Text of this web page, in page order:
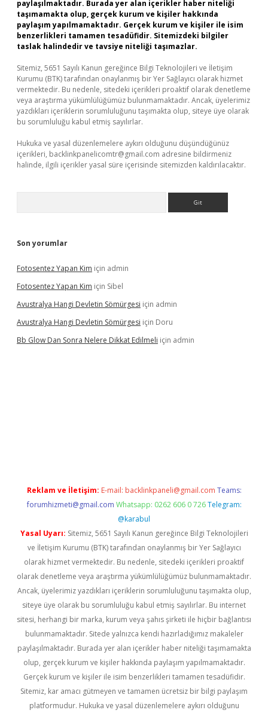
paylaşılmaktadır. Burada yer alan içerikler haber niteliği
taşımamakta olup, gerçek kurum ve kişiler hakkında
paylaşım yapılmamaktadır. Gerçek kurum ve kişiler ile isim
benzerlikleri tamamen tesadüfidir. Sitemizdeki bilgiler
taslak halindedir ve tavsiye niteliği taşımazlar.
Sitemiz, 5651 Sayılı Kanun gereğince Bilgi Teknolojileri ve İletişim
Kurumu (BTK) tarafından onaylanmış bir Yer Sağlayıcı olarak hizmet
vermektedir. Bu nedenle, sitedeki içerikleri proaktif olarak denetleme
veya araştırma yükümlülüğümüz bulunmamaktadır. Ancak, üyelerimiz
yazdıkları içeriklerin sorumluluğunu taşımakta olup, siteye üye olarak
bu sorumluluğu kabul etmiş sayılırlar.
Hukuka ve yasal düzenlemelere aykırı olduğunu düşündüğünüz
içerikleri, backlinkpanelicomtr@gmail.com adresine bildirmeniz
halinde, ilgili içerikler yasal süre içerisinde sitemizden kaldırılacaktır.
Son yorumlar
Fotosentez Yapan Kim için admin
Fotosentez Yapan Kim için Sibel
Avustralya Hangi Devletin Sömürgesi için admin
Avustralya Hangi Devletin Sömürgesi için Doru
Bb Glow Dan Sonra Nelere Dikkat Edilmeli için admin
Reklam ve İletişim: E-mail: backlinkpaneli@gmail.com Teams:
forumhizmeti@gmail.com Whatsapp: 0262 606 0 726 Telegram:
@karabul
Yasal Uyarı: Sitemiz, 5651 Sayılı Kanun gereğince Bilgi Teknolojileri
ve İletişim Kurumu (BTK) tarafından onaylanmış bir Yer Sağlayıcı
olarak hizmet vermektedir. Bu nedenle, sitedeki içerikleri proaktif
olarak denetleme veya araştırma yükümlülüğümüz bulunmamaktadır.
Ancak, üyelerimiz yazdıkları içeriklerin sorumluluğunu taşımakta olup,
siteye üye olarak bu sorumluluğu kabul etmiş sayılırlar. Bu internet
sitesi, herhangi bir marka, kurum veya şahıs şirketi ile hiçbir bağlantısı
bulunmamaktadır. Sitede yalnızca kendi hazırladığımız makaleler
paylaşılmaktadır. Burada yer alan içerikler haber niteliği taşımamakta
olup, gerçek kurum ve kişiler hakkında paylaşım yapılmamaktadır.
Gerçek kurum ve kişiler ile isim benzerlikleri tamamen tesadüfidir.
Sitemiz, kar amacı gütmeyen ve tamamen ücretsiz bir bilgi paylaşım
platformudur. Hukuka ve yasal düzenlemelere aykırı olduğunu